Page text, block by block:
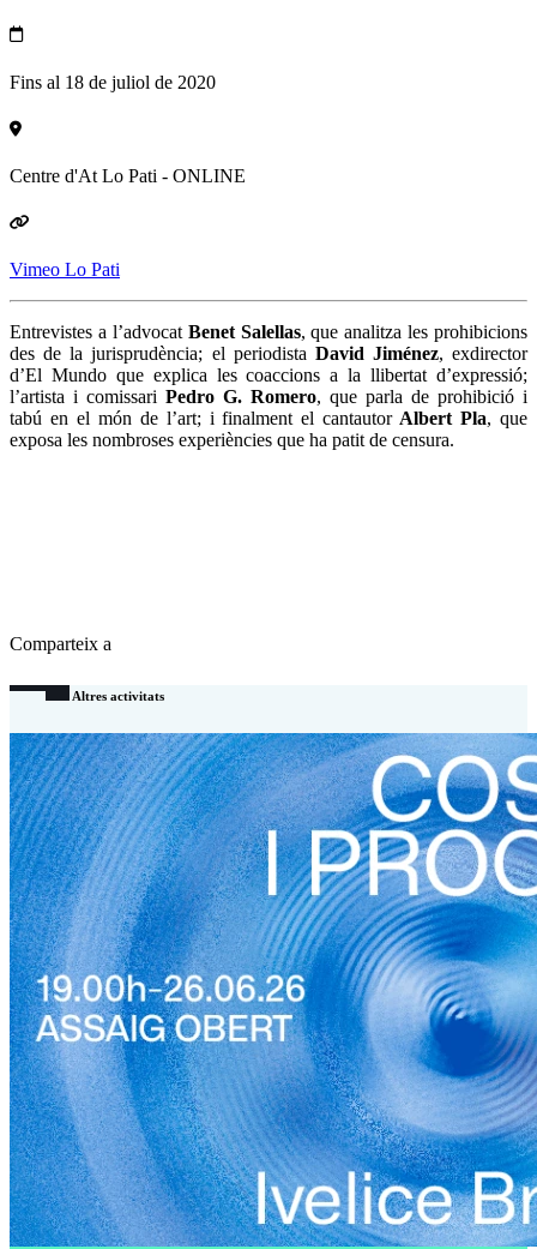
Fins al 18 de juliol de 2020
Centre d'At Lo Pati - ONLINE
Vimeo Lo Pati
Entrevistes a l’advocatBenet Salellas, que analitza les prohibicions
des de la jurisprudència; el periodista David Jiménez, exdirector
d’El Mundo que explica les coaccions a la llibertat d’expressió;
l’artista i comissari Pedro G. Romero, que parla de prohibició i
tabú en el món de l’art; i finalment el cantautorAlbert Pla, que
exposa les nombroses experiències que ha patit de censura.
Comparteix a
Altres activitats